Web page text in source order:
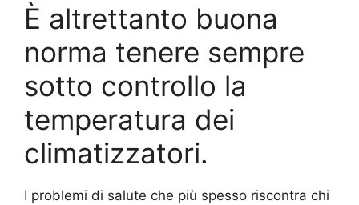
È altrettanto buona
norma tenere sempre
sotto controllo la
temperatura dei
climatizzatori.
I problemi di salute che più spesso riscontra chi